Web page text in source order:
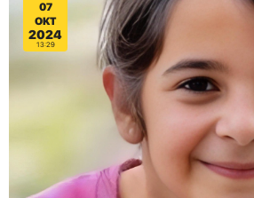
07
OKT
2024
13:29